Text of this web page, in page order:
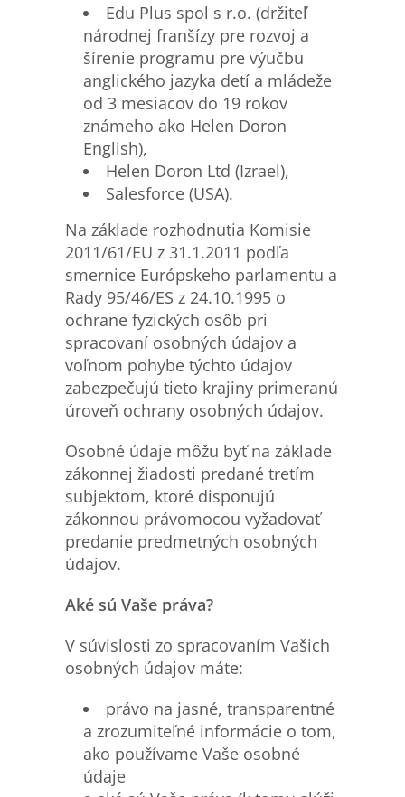
Edu Plus spol s r.o. (držiteľ
národnej franšízy pre rozvoj a
šírenie programu pre výučbu
anglického jazyka detí a mládeže
od 3 mesiacov do 19 rokov
známeho ako Helen Doron
English),
Helen Doron Ltd (Izrael),
Salesforce (USA).
Na základe rozhodnutia Komisie
2011/61/EU z 31.1.2011 podľa
smernice Európskeho parlamentu a
Rady 95/46/ES z 24.10.1995 o
ochrane fyzických osôb pri
spracovaní osobných údajov a
voľnom pohybe týchto údajov
zabezpečujú tieto krajiny primeranú
úroveň ochrany osobných údajov.
Osobné údaje môžu byť na základe
zákonnej žiadosti predané tretím
subjektom, ktoré disponujú
zákonnou právomocou vyžadovať
predanie predmetných osobných
údajov.
Aké sú Vaše práva?
V súvislosti zo spracovaním Vašich
osobných údajov máte:
právo na jasné, transparentné
a zrozumiteľné informácie o tom,
ako používame Vaše osobné
údaje